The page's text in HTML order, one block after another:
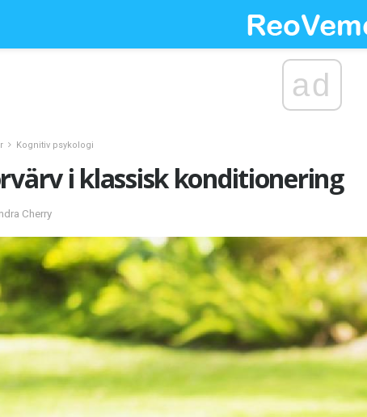
ad
Kognitiv psykologi
i klassisk konditionering
Cherry